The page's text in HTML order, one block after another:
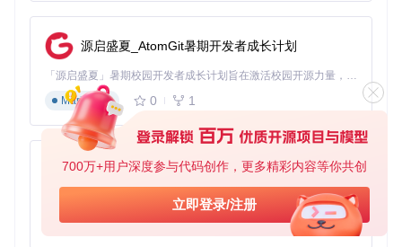
700万+用户深度参与代码创作，更多精彩内容等你共创
立即登录/注册
源启盛夏_AtomGit暑期开发者成长计划
「源启盛夏」暑期校园开发者成长计划旨在激活校园开源力量，通过积分激励、认证扶持、资源倾斜等形式，引导高校组织和开发者完成「入驻 — 建项目 — 做贡献 — 获认证 — 得资源」的完整闭环。无论你是想带领社团入驻平台的组织者，还是希望用代码贡献证明自己的开发者，都能在这里找到属于你的成长路径。
Markdown
0 1
py-xiaozhi
基于Python的Xiaozhi AI，适用于想要完整Xiaozhi体验而无需拥有专用硬件的用户。
Python
0 1